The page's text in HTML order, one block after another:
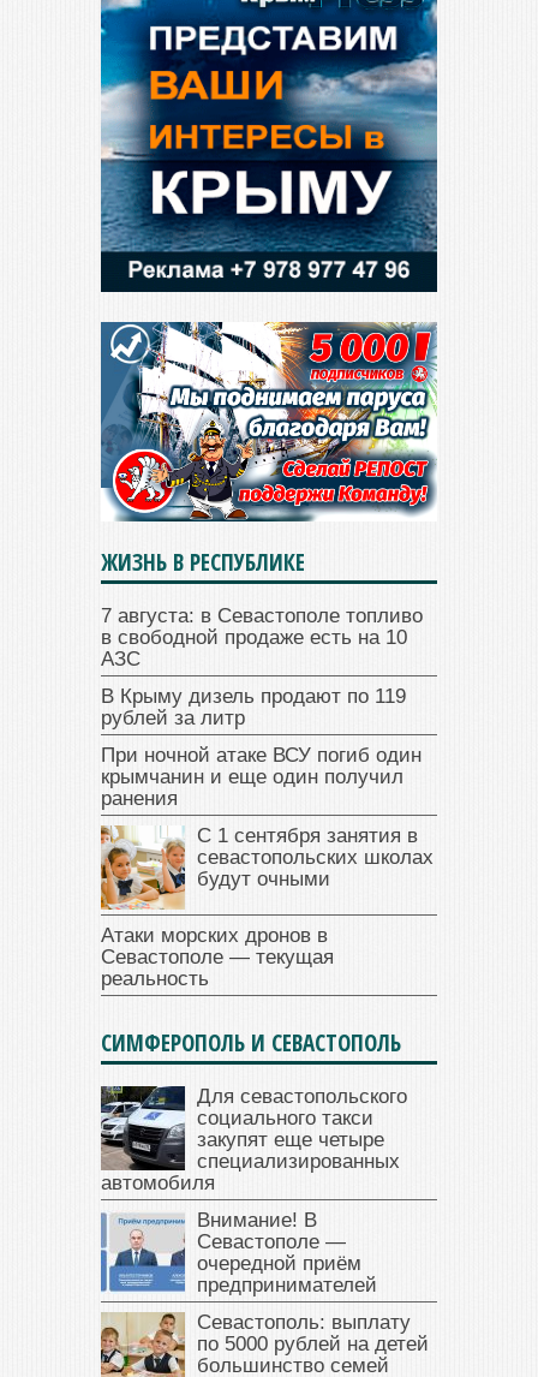
ЖИЗНЬ В РЕСПУБЛИКЕ
7 августа: в Севастополе топливо
в свободной продаже есть на 10
АЗС
В Крыму дизель продают по 119
рублей за литр
При ночной атаке ВСУ погиб один
крымчанин и еще один получил
ранения
С 1 сентября занятия в
севастопольских школах
будут очными
Атаки морских дронов в
Севастополе — текущая
реальность
СИМФЕРОПОЛЬ И СЕВАСТОПОЛЬ
Для севастопольского
социального такси
закупят еще четыре
специализированных
автомобиля
Внимание! В
Севастополе —
очередной приём
предпринимателей
Севастополь: выплату
по 5000 рублей на детей
большинство семей